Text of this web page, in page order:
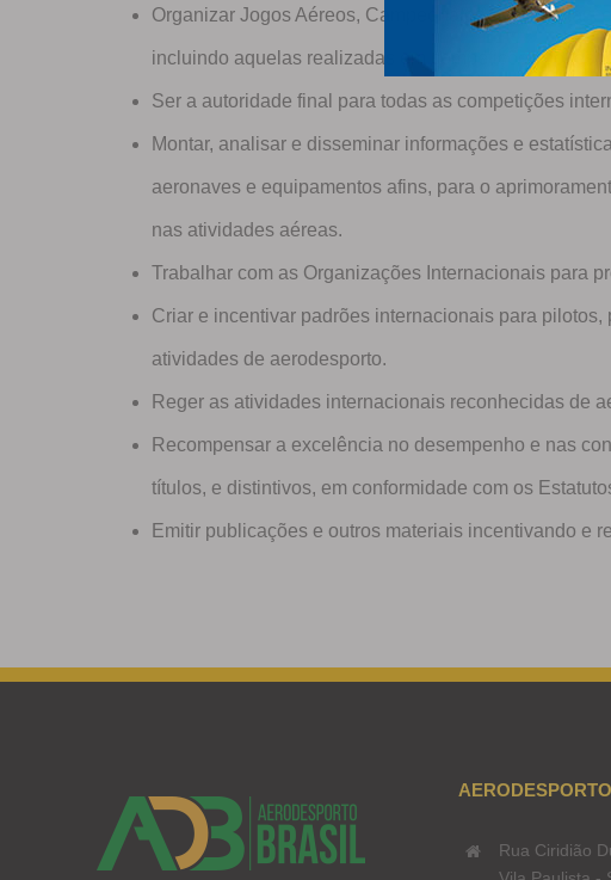
Organizar Jogos Aéreos, Campeonatos
incluindo aquelas realizadas em competições
Ser a autoridade final para todas as competições
Montar, analisar e disseminar informações e
aeronaves e equipamentos afins, para o
nas atividades aéreas.
Trabalhar com as Organizações Internacionais para
Criar e incentivar padrões internacionais para
atividades de aerodesporto.
Reger as atividades internacionais reconhecidas de
Recompensar a excelência no desempenho e nas
títulos, e distintivos, em conformidade com os
Emitir publicações e outros materiais incentivando e
Rua Ciridião